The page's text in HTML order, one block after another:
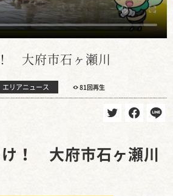
大府市石ヶ瀬川
エリアニュース 81回再生
！ 大府市石ヶ瀬川